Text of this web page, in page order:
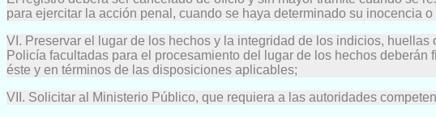
para ejercitar la acción penal, cuando se haya determinado su inocencia
VI. Preservar el lugar de los hechos y la integridad de los indicios,
Policía facultadas para el procesamiento del lugar de los hechos
éste y en términos de las disposiciones aplicables;
VII. Solicitar al Ministerio Público, que requiera a las autoridades